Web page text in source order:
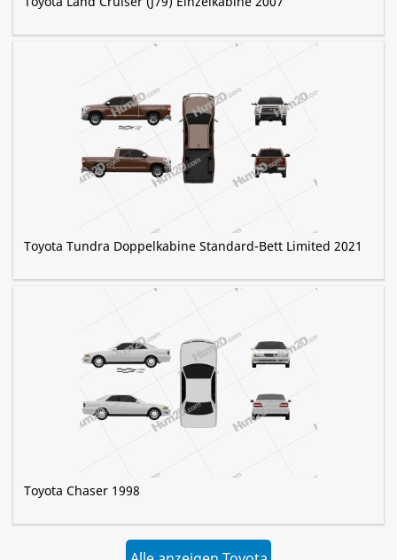
Toyota Tundra Doppelkabine Standard-Bett Limited 2021
Toyota Chaser 1998